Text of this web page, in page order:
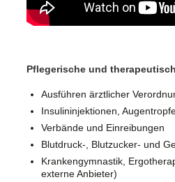
Pflegerische und
Ausführen ärztlicher
Insulininjektionen,
Verbände und Einreibungen
Blutdruck-, Blutzucker- und
Krankengymnastik,
externe Anbieter)